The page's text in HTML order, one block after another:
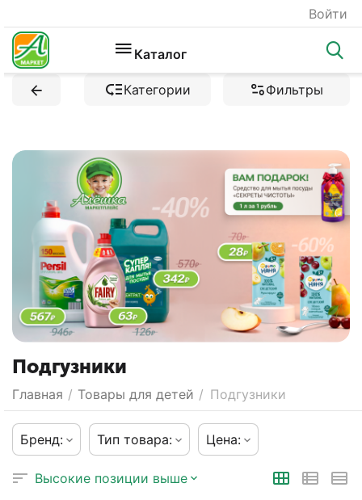
Войти
Каталог
Категории Фильтры
Подгузники
Главная / Товары для детей / Подгузники
Бренд: Тип товара: Цена:
Высокие позиции выше